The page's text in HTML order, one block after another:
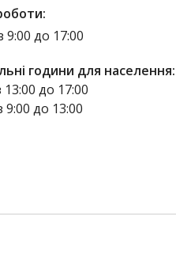
9:00 до 17:00
години для населення:
до 17:00
9:00 до 13:00